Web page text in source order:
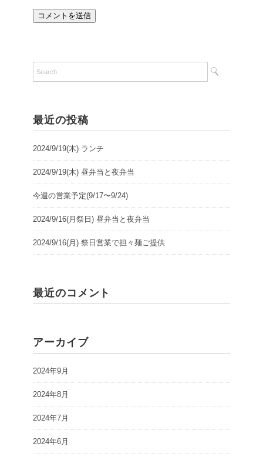
最近の投稿
2024/9/19(木) ランチ
2024/9/19(木) 昼弁当と夜弁当
今週の営業予定(9/17〜9/24)
2024/9/16(月祭日) 昼弁当と夜弁当
2024/9/16(月) 祭日営業で担々麺ご提供
最近のコメント
アーカイブ
2024年9月
2024年8月
2024年7月
2024年6月